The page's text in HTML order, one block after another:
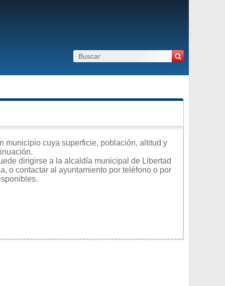
municipio cuya superficie, población, altitud y
dirigirse a la alcaldía municipal de Libertad
o contactar al ayuntamiento por teléfono o por